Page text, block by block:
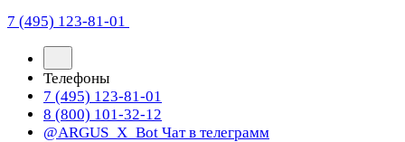
7 (495) 123-81-01
Телефоны
7 (495) 123-81-01
8 (800) 101-32-12
@ARGUS_X_Bot Чат в телеграмм